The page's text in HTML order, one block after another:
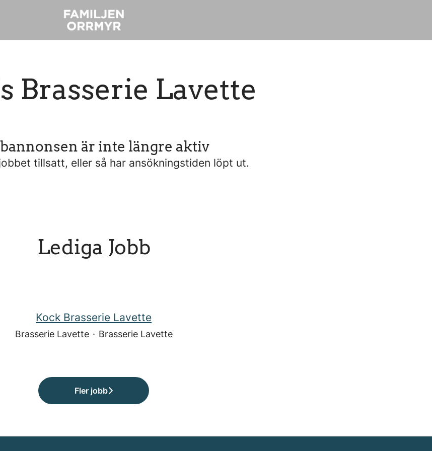
Brasserie Lavette
är inte längre aktiv
tillsatt, eller så har ansökningstiden löpt ut.
Lediga Jobb
Kock Brasserie Lavette
Brasserie Lavette · Brasserie Lavette
Fler jobb